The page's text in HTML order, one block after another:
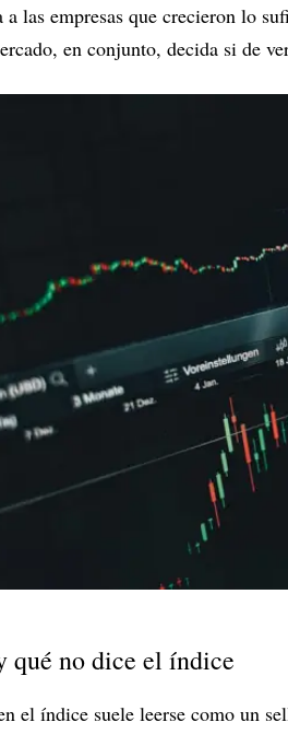
a las empresas que crecieron lo
en conjunto, decida si de
qué no dice el índice
el índice suele leerse como un